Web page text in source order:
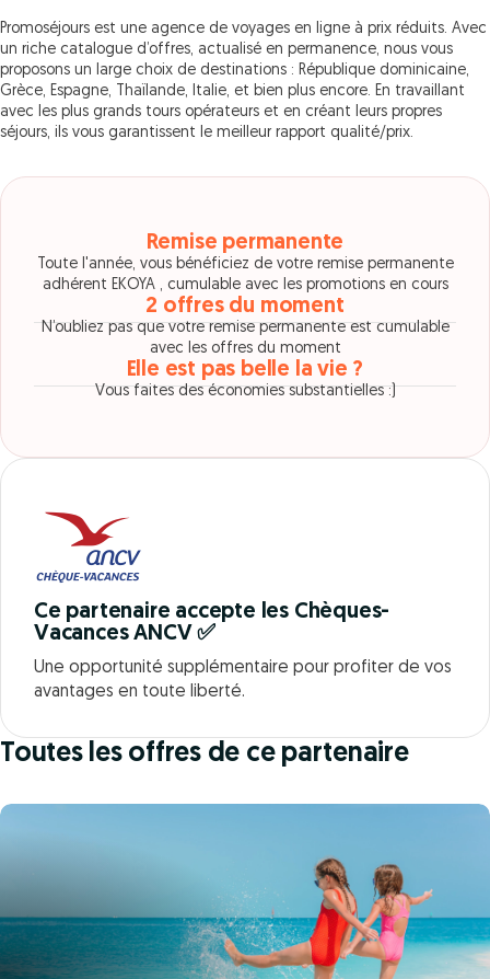
Promoséjours est une agence de voyages en ligne à prix réduits. Avec
un riche catalogue d’offres, actualisé en permanence, nous vous
proposons un large choix de destinations : République dominicaine,
Grèce, Espagne, Thaïlande, Italie, et bien plus encore. En travaillant
avec les plus grands tours opérateurs et en créant leurs propres
séjours, ils vous garantissent le meilleur rapport qualité/prix.
Remise permanente
Toute l'année, vous bénéficiez de votre remise permanente
adhérent EKOYA , cumulable avec les promotions en cours
2 offres du moment
N’oubliez pas que votre remise permanente est cumulable
avec les offres du moment
Elle est pas belle la vie ?
Vous faites des économies substantielles :)
Ce partenaire accepte les Chèques-
Vacances ANCV ✅
Une opportunité supplémentaire pour profiter de vos
avantages en toute liberté.
Toutes les offres de ce partenaire